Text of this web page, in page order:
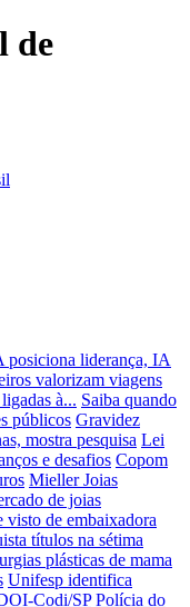
de
liderança, IA
valorizam viagens
à... Saiba quando
públicos Gravidez
mostra pesquisa Lei
e desafios Copom
Mieller Joias
de joias
visto de embaixadora
títulos na sétima
plásticas de mama
Unifesp identifica
Codi/SP Polícia do